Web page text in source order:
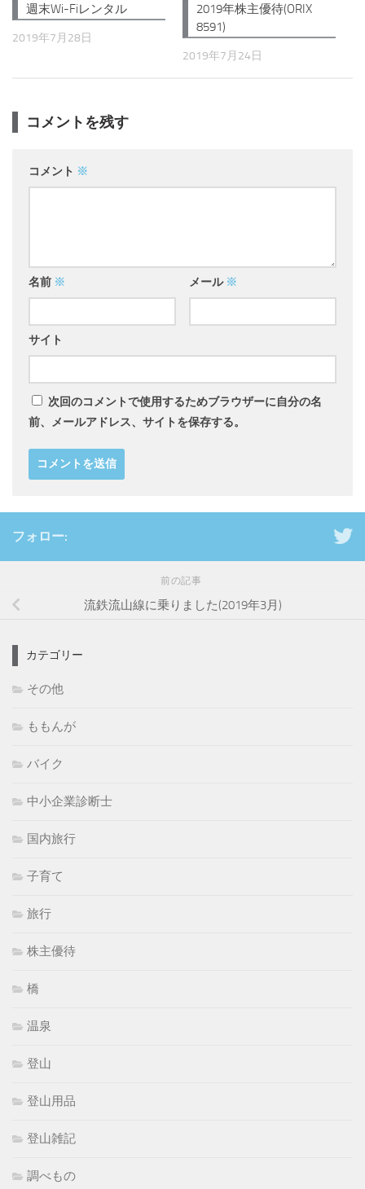
週末Wi-Fiレンタル
2019年7月28日
2019年株主優待(ORIX
8591)
2019年7月24日
コメントを残す
コメント ※
名前 ※ メール ※
サイト
次回のコメントで使用するためブラウザーに自分の名
前、メールアドレス、サイトを保存する。
フォロー:
前の記事
流鉄流山線に乗りました(2019年3月)
カテゴリー
その他
ももんが
バイク
中小企業診断士
国内旅行
子育て
旅行
株主優待
橋
温泉
登山
登山用品
登山雑記
調べもの